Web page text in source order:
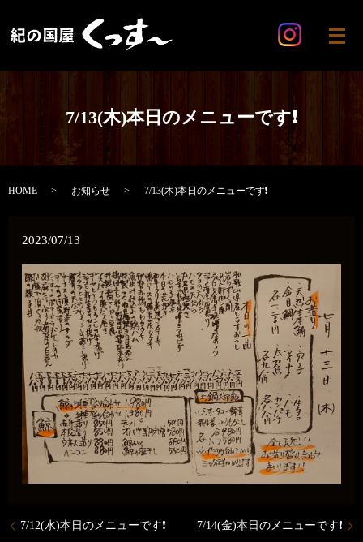
メ
7/13(木)本日のメニューです❗
HOME お知らせ 7/13(木)本日のメニューです❗
2023/07/13
7/12(水)本日のメニューです❗ 7/14(金)本日のメニューです❗